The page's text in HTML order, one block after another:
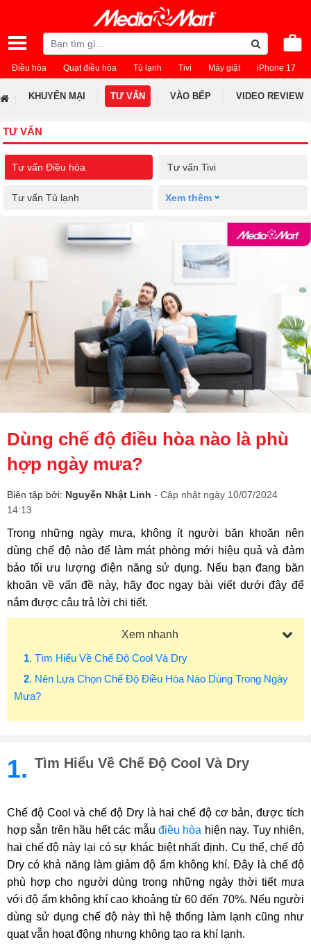
Điều hòa Quạt điều hòa Tủ lạnh Tivi Máy giặt iPhone 17
KHUYẾN MẠI TƯ VẤN VÀO BẾP VIDEO REVIEW
TƯ VẤN
Tư vấn Điều hòa Tư vấn Tivi
Tư vấn Tủ lạnh Xem thêm
Dùng chế độ điều hòa nào là phù
hợp ngày mưa?
Biên tập bởi: Nguyễn Nhật Linh - Cập nhật ngày 10/07/2024
14:13
Trong những ngày mưa, không ít người băn khoăn nên
dùng chế độ nào để làm mát phòng mới hiệu quả và đảm
bảo tối ưu lượng điện năng sử dụng. Nếu bạn đang băn
khoăn về vấn đề này, hãy đọc ngay bài viết dưới đây để
nắm được câu trả lời chi tiết.
Xem nhanh
1. Tìm Hiểu Về Chế Độ Cool Và Dry
2. Nên Lựa Chọn Chế Độ Điều Hòa Nào Dùng Trong Ngày
Mưa?
1. Tìm Hiểu Về Chế Độ Cool Và Dry
Chế độ Cool và chế độ Dry là hai chế độ cơ bản, được tích
hợp sẵn trên hầu hết các mẫu điều hòa hiện nay. Tuy nhiên,
hai chế độ này lại có sự khác biệt nhất định. Cụ thể, chế độ
Dry có khả năng làm giảm độ ẩm không khí. Đây là chế độ
phù hợp cho người dùng trong những ngày thời tiết mưa
với độ ẩm không khí cao khoảng từ 60 đến 70%. Nếu người
dùng sử dụng chế độ này thì hệ thống làm lạnh cũng như
quạt vẫn hoạt động nhưng không tạo ra khí lạnh.